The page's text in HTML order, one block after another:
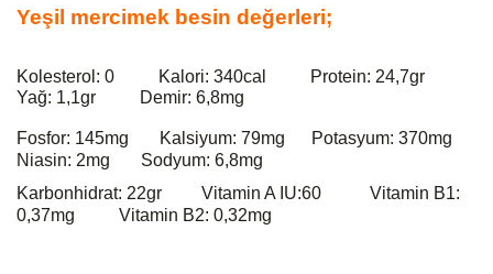
Yeşil mercimek besin değerleri;
Kolesterol: 0          Kalori: 340cal          Protein: 24,7gr
Yağ: 1,1gr          Demir: 6,8mg
Fosfor: 145mg       Kalsiyum: 79mg      Potasyum: 370mg
Niasin: 2mg       Sodyum: 6,8mg
Karbonhidrat: 22gr         Vitamin A IU:60           Vitamin B1:
0,37mg          Vitamin B2: 0,32mg